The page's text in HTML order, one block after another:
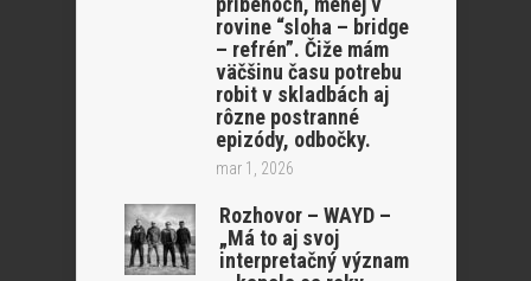
rovine “sloha – bridge
– refrén”. Čiže mám
väčšinu času potrebu
robit v skladbách aj
rôzne postranné
epizódy, odbočky.
mar 1, 2026
Rozhovor – WAYD –
„Má to aj svoj
interpretačný význam